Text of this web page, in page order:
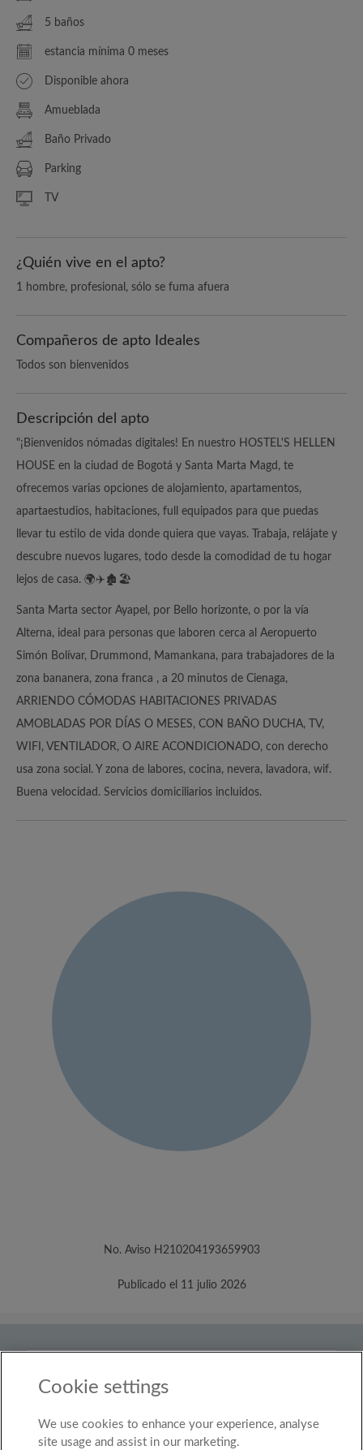
5 baños
estancia mínima 0 meses
Disponible ahora
Amueblada
Baño Privado
Parking
TV
¿Quién vive en el apto?
1 hombre, profesional, sólo se fuma afuera
Compañeros de apto Ideales
Todos son bienvenidos
Descripción del apto
"¡Bienvenidos nómadas digitales! En nuestro HOSTEL'S HELLEN
HOUSE en la ciudad de Bogotá y Santa Marta Magd, te
ofrecemos varias opciones de alojamiento, apartamentos,
apartaestudios, habitaciones, full equipados para que puedas
llevar tu estilo de vida donde quiera que vayas. Trabaja, relájate y
descubre nuevos lugares, todo desde la comodidad de tu hogar
lejos de casa. 🌍✈️🏚️🏖️
Santa Marta sector Ayapel, por Bello horizonte, o por la vía
Alterna, ideal para personas que laboren cerca al Aeropuerto
Simón Bolívar, Drummond, Mamankana, para trabajadores de la
zona bananera, zona franca , a 20 minutos de Cienaga,
ARRIENDO CÓMODAS HABITACIONES PRIVADAS
AMOBLADAS POR DÍAS O MESES, CON BAÑO DUCHA, TV,
WIFI, VENTILADOR, O AIRE ACONDICIONADO, con derecho
usa zona social. Y zona de labores, cocina, nevera, lavadora, wif.
Buena velocidad. Servicios domiciliarios incluidos.
No. Aviso H210204193659903
Publicado el 11 julio 2026
Colombia
© Roomgo Limited 2025 - 21 Market Place, Stockport,
United Kingdom, SK1 1EU
Cookie settings
We use cookies to enhance your experience, analyse
site usage and assist in our marketing.